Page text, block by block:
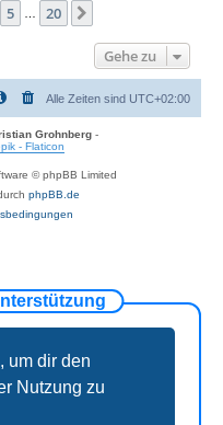
um dir den
Nutzung zu
5 20
Gehe zu
Alle Zeiten sind UTC+02:00
Grohnberg-
- Flaticon
© phpBB Limited
phpBB.de